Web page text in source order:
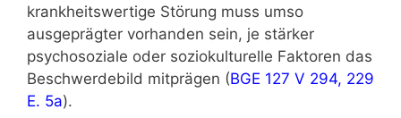
krankheitswertige Störung muss umso
ausgeprägter vorhanden sein, je stärker
psychosoziale oder soziokulturelle Faktoren das
Beschwerdebild mitprägen (BGE 127 V 294, 229
E. 5a).